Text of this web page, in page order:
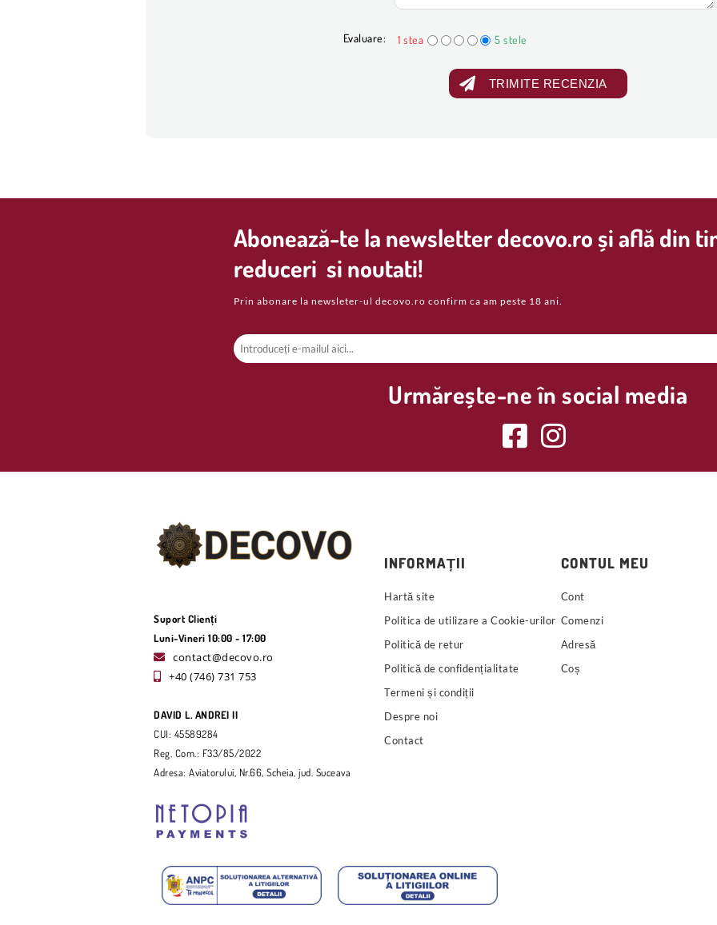
Evaluare: 1 stea 5 stele
TRIMITE RECENZIA
Abonează-te la newsletter decovo.ro și află din
reduceri si noutati!
Prin abonare la newsleter-ul decovo.ro confirm ca am peste 18 ani.
Urmărește-ne în social media
Suport Clienți
Luni-Vineri 10:00 - 17:00
contact@decovo.ro
+40 (746) 731 753
DAVID L. ANDREI II
CUI: 45589284
Reg. Com.: F33/85/2022
Adresa: Aviatorului, Nr.66, Scheia, jud. Suceava
INFORMAȚII
Hartă site
Politica de utilizare a Cookie-urilor
Politică de retur
Politică de confidențialitate
Termeni și condiții
Despre noi
Contact
CONTUL MEU
Cont
Comenzi
Adresă
Coș